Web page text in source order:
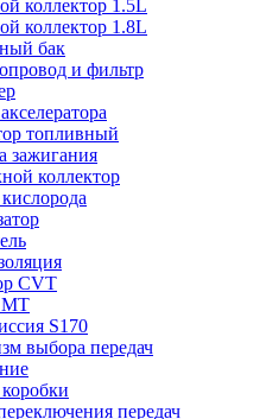
коллектор 1.5L
коллектор 1.8L
бак
и фильтр
топливный
зажигания
коллектор
CVT
MT
S170
выбора передач
передач